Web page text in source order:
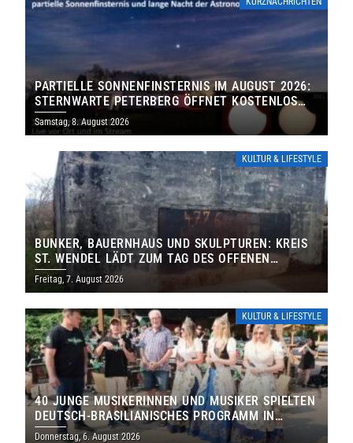
PARTIELLE SONNENFINSTERNIS IM AUGUST 2026:
STERNWARTE PETERBERG ÖFFNET KOSTENLOS
IHRE TORE
Samstag, 8. August 2026
KULTUR & LIFESTYLE
BUNKER, BAUERNHAUS UND SKULPTUREN: KREIS
ST. WENDEL LÄDT ZUM TAG DES OFFENEN
DENKMALS EIN
Freitag, 7. August 2026
KULTUR & LIFESTYLE
40 JUNGE MUSIKERINNEN UND MUSIKER SPIELTEN
DEUTSCH-BRASILIANISCHES PROGRAMM IN
THOLEY
Donnerstag, 6. August 2026